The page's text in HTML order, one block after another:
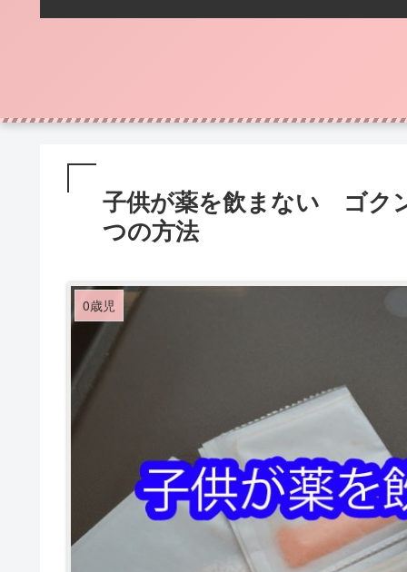
子供が薬を飲まない ゴク
つの方法
0歳児